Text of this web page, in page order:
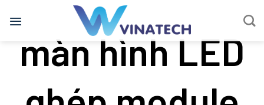
qua
màn hình LED